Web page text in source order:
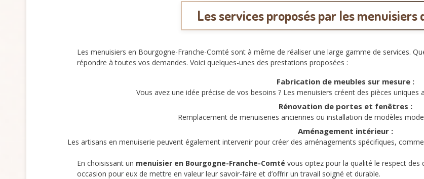
Les services proposés par les menuisiers
Les menuisiers en Bourgogne-Franche-Comté sont à même de réaliser une large gamme de services.
répondre à toutes vos demandes. Voici quelques-unes des prestations proposées :
Fabrication de meubles sur mesure :
Vous avez une idée précise de vos besoins ? Les menuisiers créent des pièces
Rénovation de portes et fenêtres :
Remplacement de menuiseries anciennes ou installation de modèles
Aménagement intérieur :
Les artisans en menuiserie peuvent également intervenir pour créer des aménagements spécifiques,
En choisissant un menuisier en Bourgogne-Franche-Comté vous optez pour la qualité le respect des
occasion pour eux de mettre en valeur leur savoir-faire et d’offrir un travail soigné et durable.